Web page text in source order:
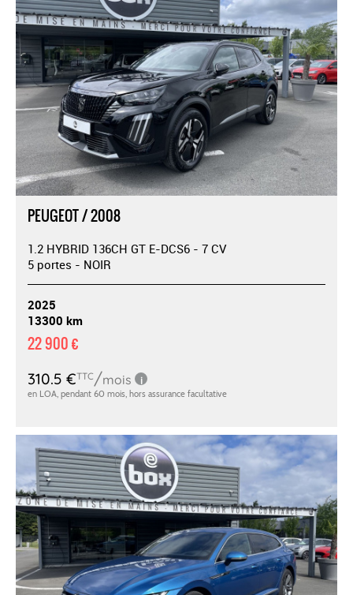
PEUGEOT / 2008
1.2 HYBRID 136CH GT E-DCS6 - 7 CV
5 portes - NOIR
2025
13300 km
22 900 €